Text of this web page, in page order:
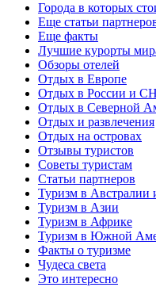
Города в которых
Еще статьи
Еще факты
Лучшие курорты
Обзоры отелей
Отдых в Европе
Отдых в России и
Отдых в Северной
Отдых и развлечения
Отдых на островах
Отзывы туристов
Советы туристам
Статьи партнеров
Туризм в Австралии
Туризм в Азии
Туризм в Африке
Туризм в Южной
Факты о туризме
Чудеса света
Это интересно